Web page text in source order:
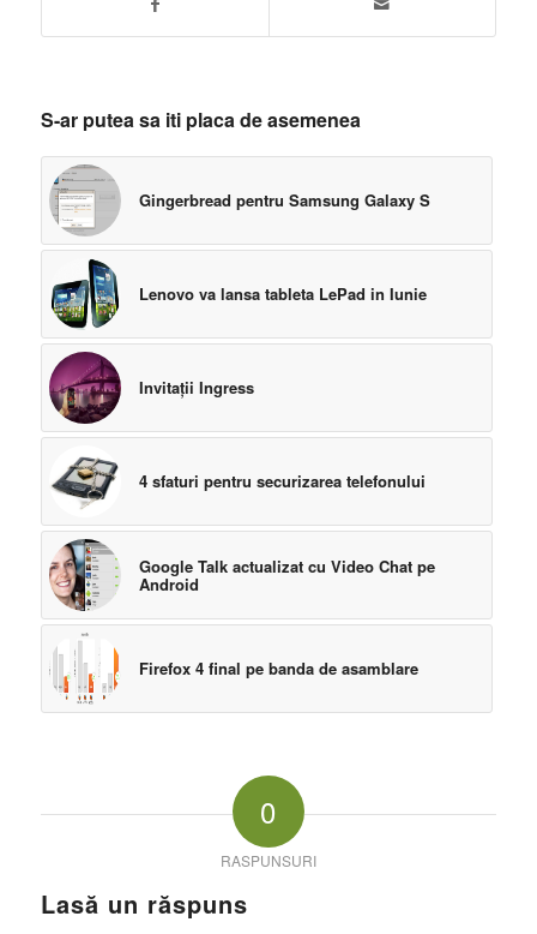
S-ar putea sa iti placa de asemenea
Gingerbread pentru Samsung Galaxy S
Lenovo va lansa tableta LePad in Iunie
Invitații Ingress
4 sfaturi pentru securizarea telefonului
Google Talk actualizat cu Video Chat pe
Android
Firefox 4 final pe banda de asamblare
0
RASPUNSURI
Lasă un răspuns